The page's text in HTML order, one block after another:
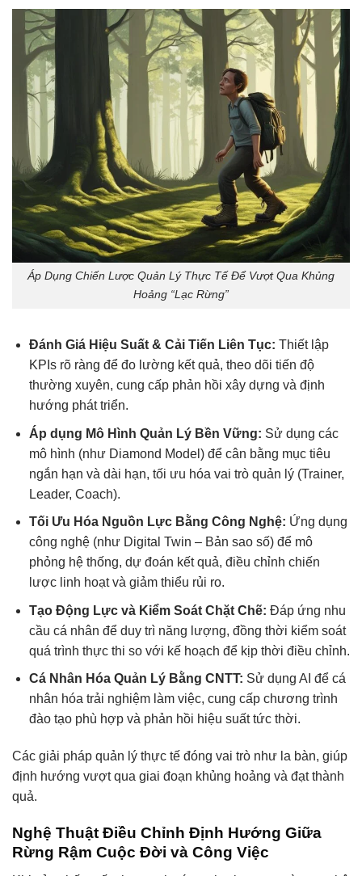
Áp Dụng Chiến Lược Quản Lý Thực Tế Để Vượt Qua Khủng
Hoảng “Lạc Rừng”
Đánh Giá Hiệu Suất & Cải Tiến Liên Tục: Thiết lập
KPIs rõ ràng để đo lường kết quả, theo dõi tiến độ
thường xuyên, cung cấp phản hồi xây dựng và định
hướng phát triển.
Áp dụng Mô Hình Quản Lý Bền Vững: Sử dụng các
mô hình (như Diamond Model) để cân bằng mục tiêu
ngắn hạn và dài hạn, tối ưu hóa vai trò quản lý (Trainer,
Leader, Coach).
Tối Ưu Hóa Nguồn Lực Bằng Công Nghệ: Ứng dụng
công nghệ (như Digital Twin – Bản sao số) để mô
phỏng hệ thống, dự đoán kết quả, điều chỉnh chiến
lược linh hoạt và giảm thiểu rủi ro.
Tạo Động Lực và Kiểm Soát Chặt Chẽ: Đáp ứng nhu
cầu cá nhân để duy trì năng lượng, đồng thời kiểm soát
quá trình thực thi so với kế hoạch để kịp thời điều chỉnh.
Cá Nhân Hóa Quản Lý Bằng CNTT: Sử dụng AI để cá
nhân hóa trải nghiệm làm việc, cung cấp chương trình
đào tạo phù hợp và phản hồi hiệu suất tức thời.
Các giải pháp quản lý thực tế đóng vai trò như la bàn, giúp
định hướng vượt qua giai đoạn khủng hoảng và đạt thành
quả.
Nghệ Thuật Điều Chỉnh Định Hướng Giữa
Rừng Rậm Cuộc Đời và Công Việc